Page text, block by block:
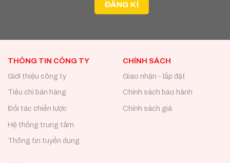
THÔNG TIN CÔNG TY
Giới thiệu công ty
Tiêu chí bán hàng
Đối tác chiến lược
Hệ thống trung tâm
Thông tin tuyển dụng
CHÍNH SÁCH
Giao nhận - lắp đặt
Chính sách bảo hành
Chính sách giá